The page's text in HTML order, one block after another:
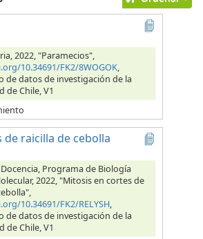
2022, "Paramecios",
10.34691/FK2/8WOGOK,
de datos de investigación de la
de Chile, V1
raicilla de cebolla
Programa de Biología
2022, "Mitosis en cortes de
10.34691/FK2/RELYSH,
de datos de investigación de la
de Chile, V1